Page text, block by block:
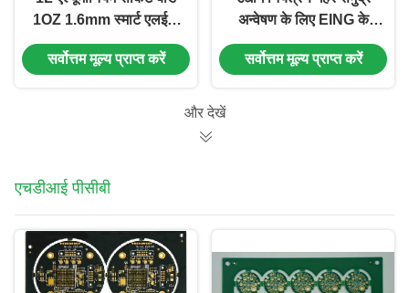
1OZ 1.6mm स्मार्ट एलईडी
उत्पाद के लिए सफेद
सोल्डरमास्क
सर्वोत्तम मूल्य प्राप्त करें
अन्वेषण के लिए EING के
साथ 1 परत एल्यूमीनियम
कठोर लचीला सर्किट बोर्ड 1.6
सर्वोत्तम मूल्य प्राप्त करें
और देखें
एचडीआई पीसीबी